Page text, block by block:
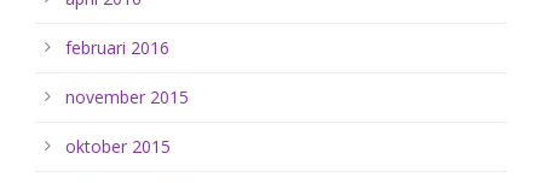
februari 2016
november 2015
oktober 2015